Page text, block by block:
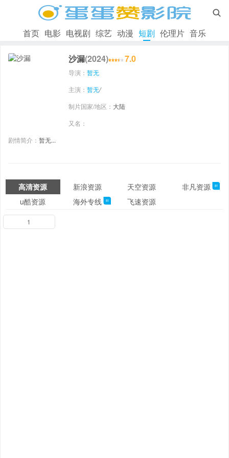

首页 电影 电视剧 综艺 动漫 短剧 伦理片 音乐
沙漏(2024) 7.0
导演： 暂无
主演： 暂无/
制片国家/地区： 大陆
又名：
剧情简介： 暂无...
高清资源 新浪资源 天空资源 非凡资源 81
u酷资源 海外专线 81 飞速资源
1